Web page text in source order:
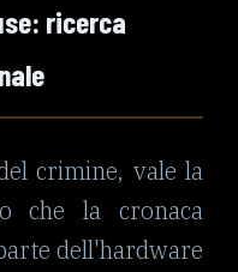
ricerca
crimine, vale la
che la cronaca
dell'hardware